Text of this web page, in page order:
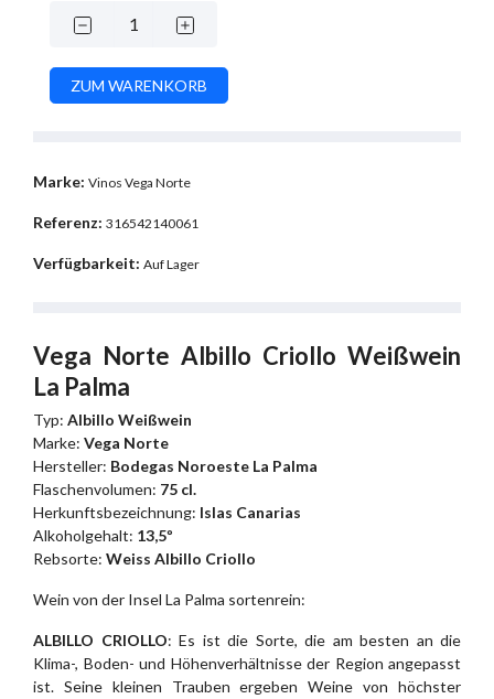
Marke: Vinos Vega Norte
Referenz: 316542140061
Verfügbarkeit: Auf Lager
Vega Norte Albillo Criollo Weißwein
La Palma
Typ: Albillo Weißwein
Marke: Vega Norte
Hersteller: Bodegas Noroeste La Palma
Flaschenvolumen: 75 cl.
Herkunftsbezeichnung: Islas Canarias
Alkoholgehalt: 13,5º
Rebsorte: Weiss Albillo Criollo
Wein von der Insel La Palma sortenrein:
ALBILLO CRIOLLO: Es ist die Sorte, die am besten an die
Klima-, Boden- und Höhenverhältnisse der Region angepasst
ist. Seine kleinen Trauben ergeben Weine von höchster